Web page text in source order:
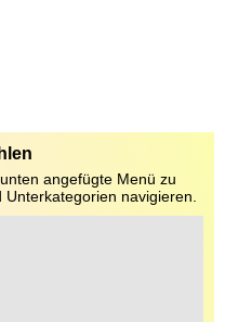
angefügte Menü zu
navigieren.